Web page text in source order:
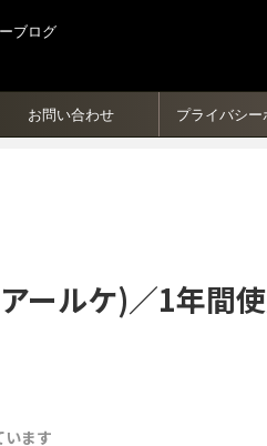
ブログ
お問い合わせ プライバシー
ールケ)／1年間
います